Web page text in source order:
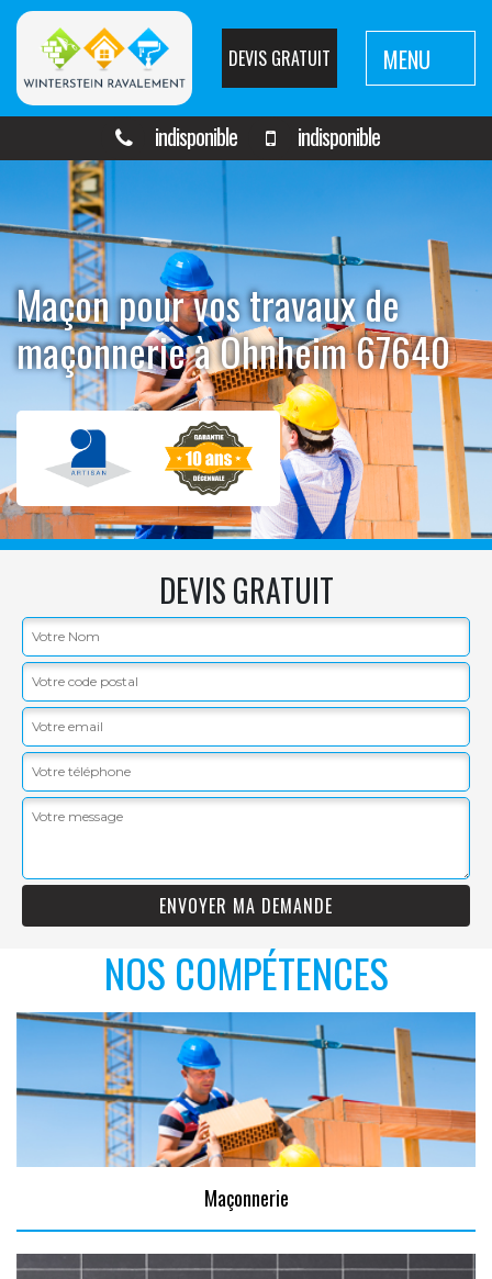
DEVIS GRATUIT MENU
indisponible indisponible
Maçon pour vos travaux de
maçonnerie à Ohnheim 67640
DEVIS GRATUIT
NOS COMPÉTENCES
Maçonnerie